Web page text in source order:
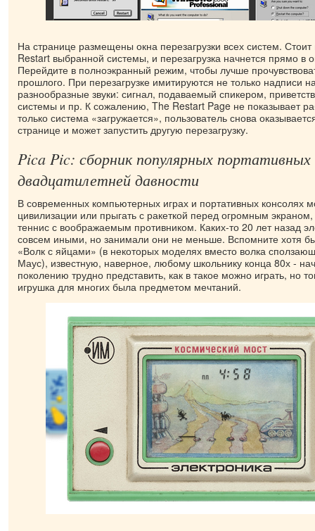
На странице размещены окна перезагрузки всех систем. Стоит
Restart выбранной системы, и перезагрузка начнется прямо в
Перейдите в полноэкранный режим, чтобы лучше
прошлого. При перезагрузке имитируются не только надписи
разнообразные звуки: сигнал, подаваемый спикером,
системы и пр. К сожалению, The Restart Page не показывает
только система «загружается», пользователь снова
странице и может запустить другую перезагрузку.
Pica Pic: сборник популярных портативных
двадцатилетней давности
В современных компьютерных играх и портативных консолях
цивилизации или прыгать с ракеткой перед огромным
теннис с воображаемым противником. Каких-то 20 лет назад
совсем иными, но занимали они не меньше. Вспомните хотя
«Волк с яйцами» (в некоторых моделях вместо волка
Маус), известную, наверное, любому школьнику конца 80х -
поколению трудно представить, как в такое можно играть, но
игрушка для многих была предметом мечтаний.